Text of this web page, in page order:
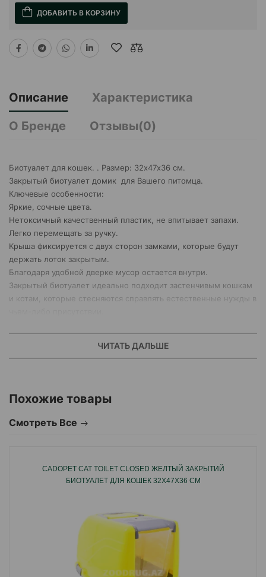
ДОБАВИТЬ В КОРЗИНУ
Описание
Характеристика
О Бренде
Отзывы(0)
Биотуалет для кошек. . Размер: 32х47х36 см.
Закрытый биотуалет домик для Вашего питомца.
Ключевые особенности:
Яркие, сочные цвета.
Нетоксичный качественный пластик, не впитывает запахи.
Легко перемещать за ручку.
Крыша фиксируется с двух сторон замками, которые будут
держать лоток закрытым.
Благодаря удобной дверке мусор остается внутри.
Закрытый биотуалет идеально подходит застенчивым кошкам
и котам, которые стесняются справлять естественные нужды в
ЧИТАТЬ ДАЛЬШЕ
Похожие товары
Смотреть Все
CADOPET CAT TOILET CLOSED ЖЕЛТЫЙ ЗАКРЫТИЙ
БИОТУАЛЕТ ДЛЯ КОШЕК 32Х47Х36 СМ